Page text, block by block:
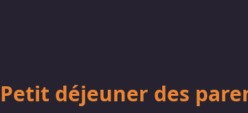
Petit déjeuner des